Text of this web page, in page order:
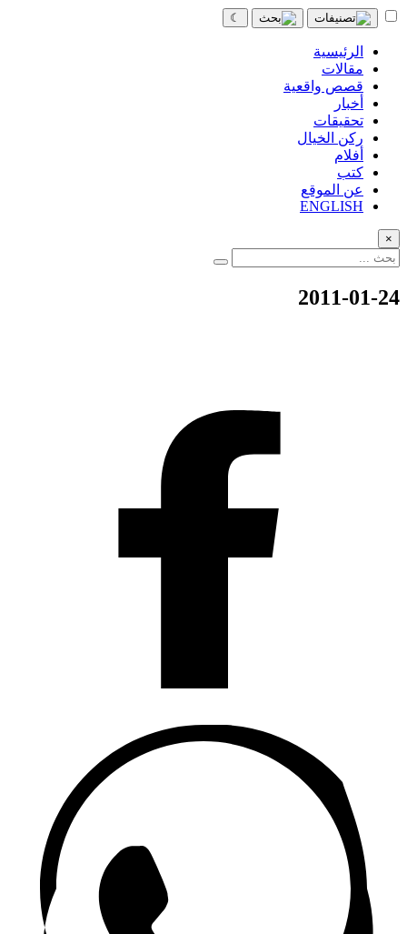
☾
الرئيسية
مقالات
قصص واقعية
أخبار
تحقيقات
ركن الخيال
أفلام
كتب
عن الموقع
ENGLISH
×
2011-01-24